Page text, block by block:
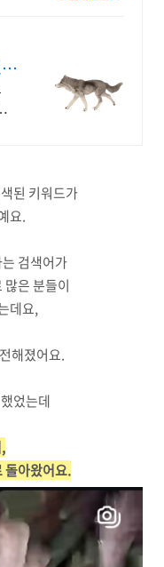
된 키워드가
요.
검색어가
은 분들이
데요,
해졌어요.
었는데
돌아왔어요.